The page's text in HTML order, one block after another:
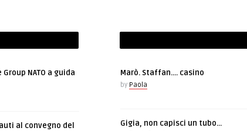
NATO a guida
al convegno del
Marò. Staffan…. casino
by Paola
Gigia, non capisci un tubo…